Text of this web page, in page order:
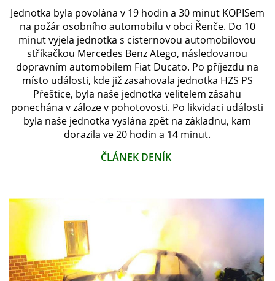
VÝKONNÝ VÝBOR SBORU
DOKUMENTY
VÝJEZDOVÁ JEDNOTKA
FOTOGALERIE
KROUŽEK MH
DESATERO
Jednotka byla povolána v 19 hodin a 30 minut KOPISem
na požár osobního automobilu v obci Řenče. Do 10
minut vyjela jednotka s cisternovou automobilovou
stříkačkou Mercedes Benz Atego, následovanou
dopravním automobilem Fiat Ducato. Po příjezdu na
místo události, kde již zasahovala jednotka HZS PS
Přeštice, byla naše jednotka velitelem zásahu
ponechána v záloze v pohotovosti. Po likvidaci události
byla naše jednotka vyslána zpět na základnu, kam
dorazila ve 20 hodin a 14 minut.
ČLÁNEK DENÍK